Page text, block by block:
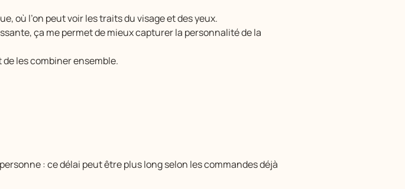
où l’on peut voir les traits du visage et des yeux.
ça me permet de mieux capturer la personnalité de la
les combiner ensemble.
: ce délai peut être plus long selon les commandes déjà